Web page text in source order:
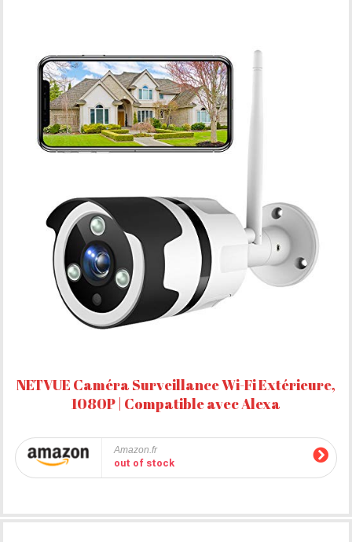
NETVUE Caméra Surveillance Wi-Fi Extérieure,
1080P | Compatible avec Alexa
Amazon.fr
out of stock